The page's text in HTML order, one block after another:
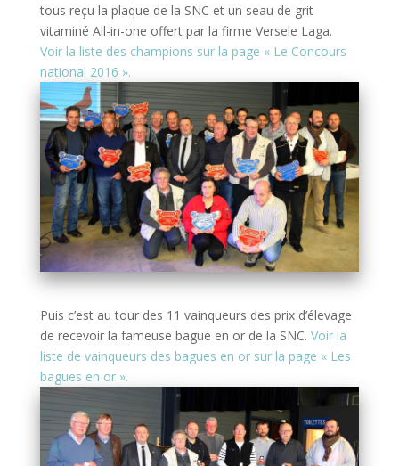
tous reçu la plaque de la SNC et un seau de grit
vitaminé All-in-one offert par la firme Versele Laga.
Voir la liste des champions sur la page « Le Concours
national 2016 ».
Puis c’est au tour des 11 vainqueurs des prix d’élevage
de recevoir la fameuse bague en or de la SNC. Voir la
liste de vainqueurs des bagues en or sur la page « Les
bagues en or ».